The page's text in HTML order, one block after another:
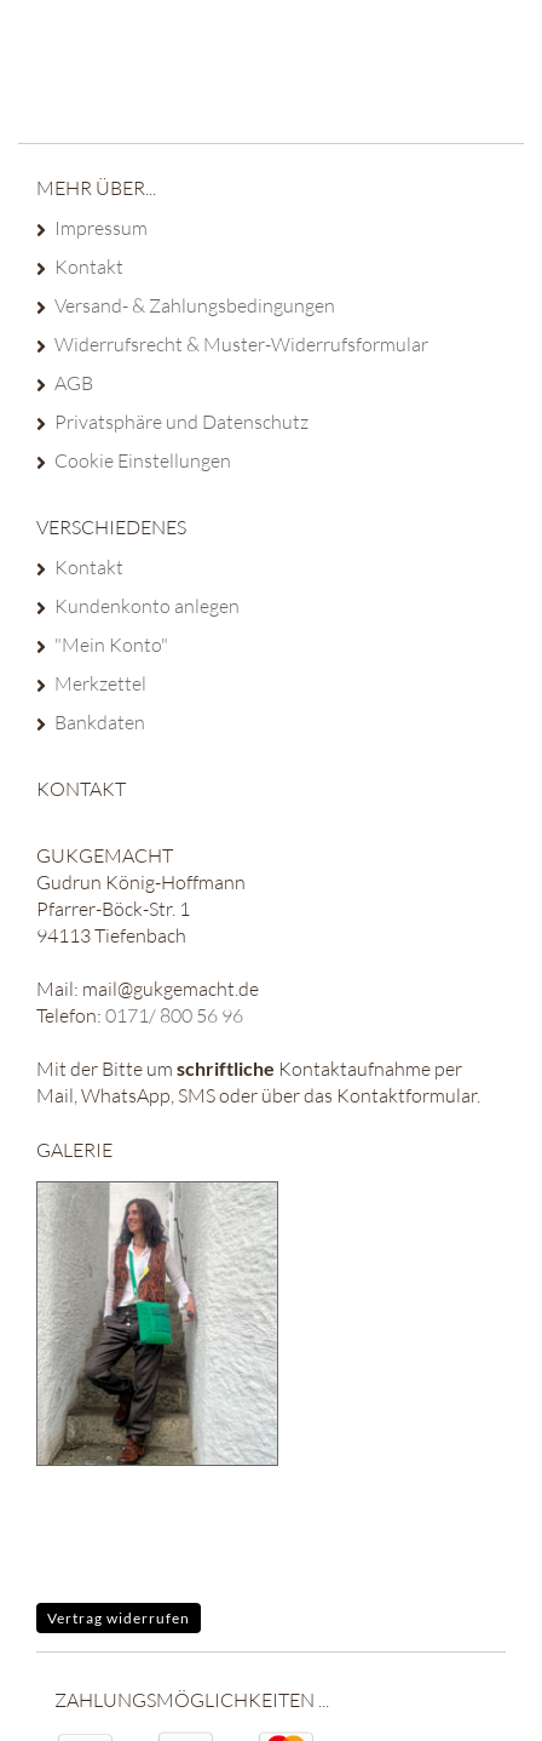
MEHR ÜBER...
Impressum
Kontakt
Versand- & Zahlungsbedingungen
Widerrufsrecht & Muster-Widerrufsformular
AGB
Privatsphäre und Datenschutz
Cookie Einstellungen
VERSCHIEDENES
Kontakt
Kundenkonto anlegen
"Mein Konto"
Merkzettel
Bankdaten
KONTAKT
GUKGEMACHT
Gudrun König-Hoffmann
Pfarrer-Böck-Str. 1
94113 Tiefenbach
Mail: mail@gukgemacht.de
Telefon: 0171/ 800 56 96
Mit der Bitte um schriftliche Kontaktaufnahme per
Mail, WhatsApp, SMS oder über das Kontaktformular.
GALERIE
Vertrag widerrufen
ZAHLUNGSMÖGLICHKEITEN ...